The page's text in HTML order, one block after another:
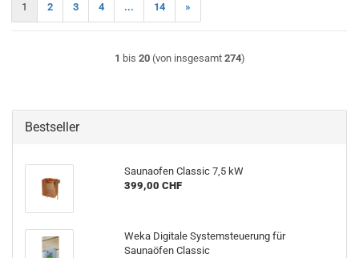
1 2 3 4 ... 14 »
1 bis 20(von insgesamt 274)
Bestseller
Saunaofen Classic 7,5 kW
399,00 CHF
Weka Digitale Systemsteuerung für
Saunaöfen Classic